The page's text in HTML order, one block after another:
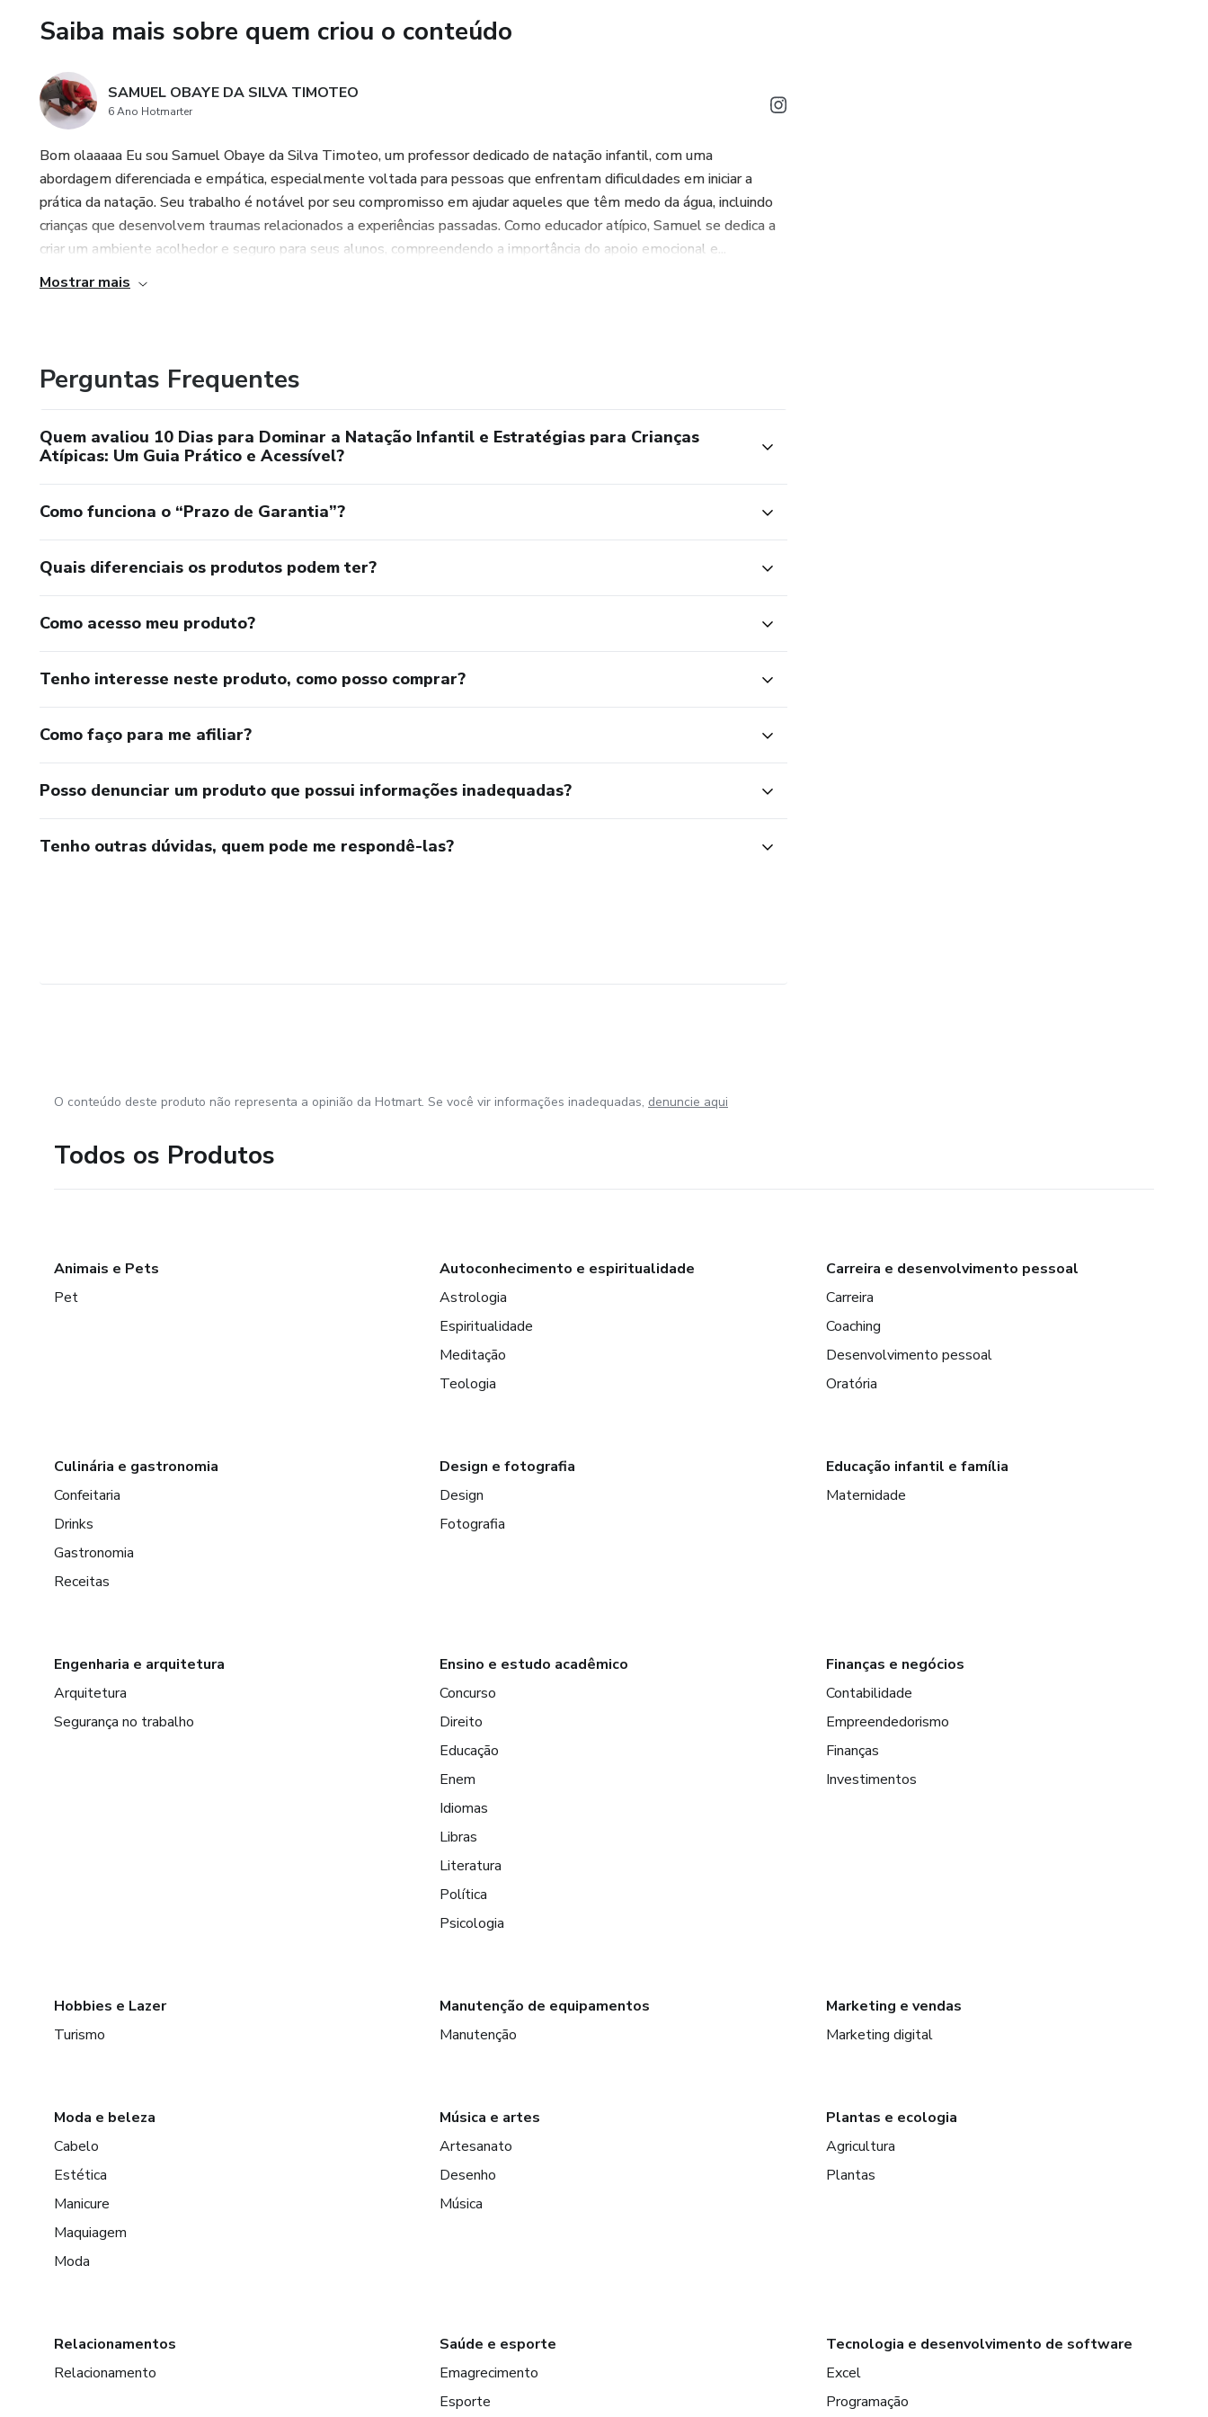
Saiba mais sobre quem criou o conteúdo
SAMUEL OBAYE DA SILVA TIMOTEO
6 Ano Hotmarter
Bom olaaaaa Eu sou Samuel Obaye da Silva Timoteo, um professor dedicado de natação infantil, com uma
abordagem diferenciada e empática, especialmente voltada para pessoas que enfrentam dificuldades em iniciar a
prática da natação. Seu trabalho é notável por seu compromisso em ajudar aqueles que têm medo da água, incluindo
crianças que desenvolvem traumas relacionados a experiências passadas. Como educador atípico, Samuel se dedica a
criar um ambiente acolhedor e seguro para seus alunos, compreendendo a importância do apoio emocional e...
Mostrar mais
Perguntas Frequentes
Quem avaliou 10 Dias para Dominar a Natação Infantil e Estratégias para Crianças
Atípicas: Um Guia Prático e Acessível?
Como funciona o “Prazo de Garantia”?
Quais diferenciais os produtos podem ter?
Como acesso meu produto?
Tenho interesse neste produto, como posso comprar?
Como faço para me afiliar?
Posso denunciar um produto que possui informações inadequadas?
Tenho outras dúvidas, quem pode me respondê-las?
O conteúdo deste produto não representa a opinião da Hotmart. Se você vir informações inadequadas, denuncie aqui
Todos os Produtos
Animais e Pets
Pet
Autoconhecimento e espiritualidade
Astrologia
Espiritualidade
Meditação
Teologia
Carreira e desenvolvimento pessoal
Carreira
Coaching
Desenvolvimento pessoal
Oratória
Culinária e gastronomia
Confeitaria
Drinks
Gastronomia
Receitas
Design e fotografia
Design
Fotografia
Educação infantil e família
Maternidade
Engenharia e arquitetura
Arquitetura
Segurança no trabalho
Ensino e estudo acadêmico
Concurso
Direito
Educação
Enem
Idiomas
Libras
Literatura
Política
Psicologia
Finanças e negócios
Contabilidade
Empreendedorismo
Finanças
Investimentos
Hobbies e Lazer
Turismo
Manutenção de equipamentos
Manutenção
Marketing e vendas
Marketing digital
Moda e beleza
Cabelo
Estética
Manicure
Maquiagem
Moda
Música e artes
Artesanato
Desenho
Música
Plantas e ecologia
Agricultura
Plantas
Relacionamentos
Relacionamento
Saúde e esporte
Emagrecimento
Esporte
Tecnologia e desenvolvimento de software
Excel
Programação